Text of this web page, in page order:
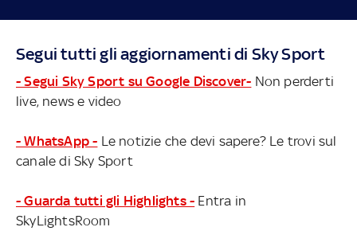
Segui tutti gli aggiornamenti di Sky Sport
- Segui Sky Sport su Google Discover- Non perderti
live, news e video
- WhatsApp - Le notizie che devi sapere? Le trovi sul
canale di Sky Sport
- Guarda tutti gli Highlights - Entra in
SkyLightsRoom